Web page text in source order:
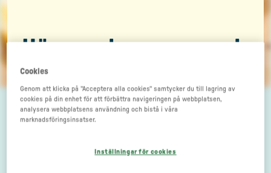
Högrevsburgare med
tryffel
Cookies
Genom att klicka på "Acceptera alla cookies" samtycker du till lagring av
cookies på din enhet för att förbättra navigeringen på webbplatsen,
analysera webbplatsens användning och bistå i våra
marknadsföringsinsatser.
Inställningar för cookies